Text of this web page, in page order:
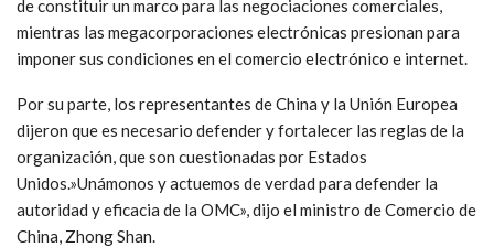
de constituir un marco para las negociaciones comerciales,
mientras las megacorporaciones electrónicas presionan para
imponer sus condiciones en el comercio electrónico e internet.
Por su parte, los representantes de China y la Unión Europea
dijeron que es necesario defender y fortalecer las reglas de la
organización, que son cuestionadas por Estados
Unidos.»Unámonos y actuemos de verdad para defender la
autoridad y eficacia de la OMC», dijo el ministro de Comercio de
China, Zhong Shan.